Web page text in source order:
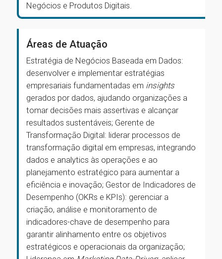
Negócios e Produtos Digitais.
Áreas de Atuação
Estratégia de Negócios Baseada em Dados:
desenvolver e implementar estratégias
empresariais fundamentadas em insights
gerados por dados, ajudando organizações a
tomar decisões mais assertivas e alcançar
resultados sustentáveis; Gerente de
Transformação Digital: liderar processos de
transformação digital em empresas, integrando
dados e analytics às operações e ao
planejamento estratégico para aumentar a
eficiência e inovação; Gestor de Indicadores de
Desempenho (OKRs e KPIs): gerenciar a
criação, análise e monitoramento de
indicadores-chave de desempenho para
garantir alinhamento entre os objetivos
estratégicos e operacionais da organização;